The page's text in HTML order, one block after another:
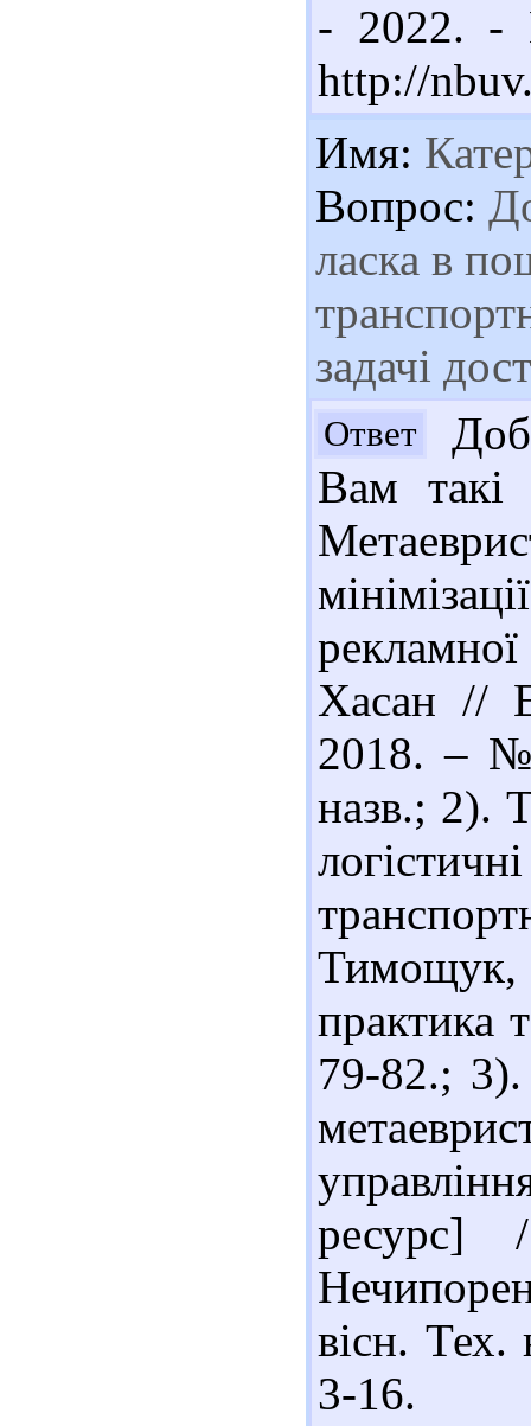
- 2022.
http://
Имя:
Вопрос:
ласка в
задачі
Ответ
Вам
Хасан //
2018. – №
назв.; 2).
Тимощук,
практика
79-82.;
вісн.
3-16.